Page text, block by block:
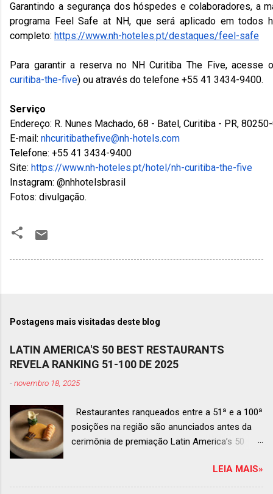
Garantindo a segurança dos hóspedes e colaboradores, a
programa Feel Safe at NH, que será aplicado em todos
completo: https://www.nh-hoteles.pt/destaques/feel-safe
Para garantir a reserva no NH Curitiba The Five,
curitiba-the-five) ou através do telefone +55 41 3434-9400.
Serviço
Endereço: R. Nunes Machado, 68 - Batel, Curitiba - PR,
E-mail: nhcuritibathefive@nh-hotels.com
Telefone: +55 41 3434-9400
Site: https://www.nh-hoteles.pt/hotel/nh-curitiba-the-five
Instagram: @nhhotelsbrasil
Fotos: divulgação.
Postagens mais visitadas deste blog
LATIN AMERICA'S 50 BEST RESTAURANTS
REVELA RANKING 51-100 DE 2025
-novembro 18, 2025
Restaurantes ranqueados entre a 51ª e a 100ª
posições na região são anunciados antes da
cerimônia de premiação Latin America’s 50
de dezembro em Antígua, Guatemala
Prato do Origem, o brasileiro mais
LEIA MAIS»